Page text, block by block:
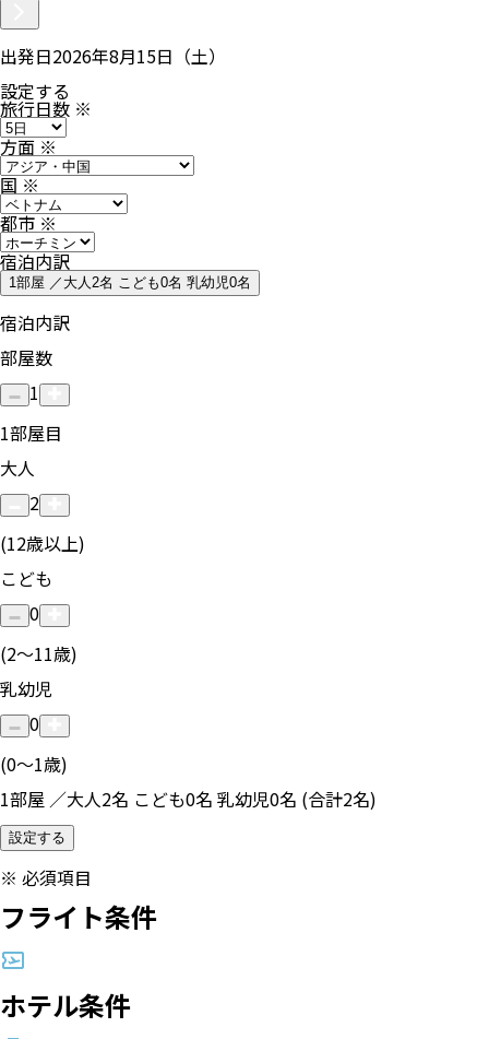
出発日2026年8月15日（土）
設定する
旅行日数 ※
方面※
国※
都市※
宿泊内訳
1部屋 ／大人2名 こども0名 乳幼児0名
宿泊内訳
部屋数
1
1部屋目
大人
2
(12歳以上)
こども
0
(2〜11歳)
乳幼児
0
(0〜1歳)
1部屋 ／大人2名 こども0名 乳幼児0名 (合計2名)
設定する
※ 必須項目
フライト条件
ホテル条件